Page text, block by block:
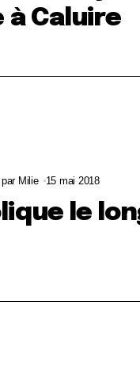
à Caluire
par Milie 15 mai 2018
le